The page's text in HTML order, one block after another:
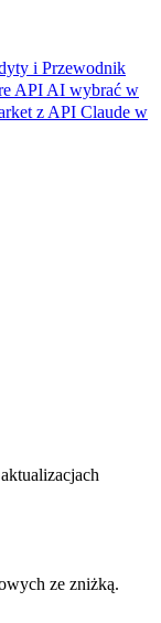
i Przewodnik
API AI wybrać w
z API Claude w
ze zniżką.